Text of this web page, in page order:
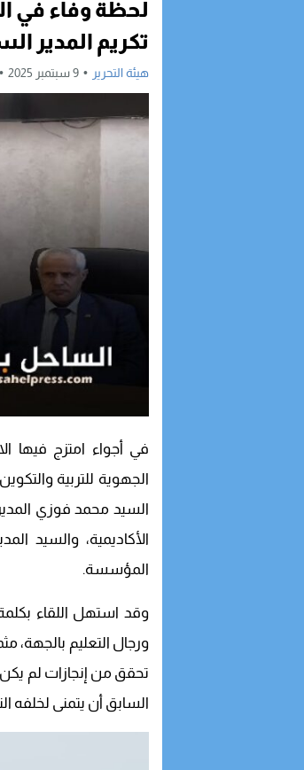
لحظة وفاء في
تكريم المدير
هيئة التحرير 9 سبتمبر 2025
في أجواء امتزج فيها
السيد محمد فوزي المدير
الأكاديمية، والسيد
المؤسسة.
وقد استهل اللقاء
ورجال التعليم بالجهة،
تحقق من إنجازات لم
السابق أن يتمنى لخلفه